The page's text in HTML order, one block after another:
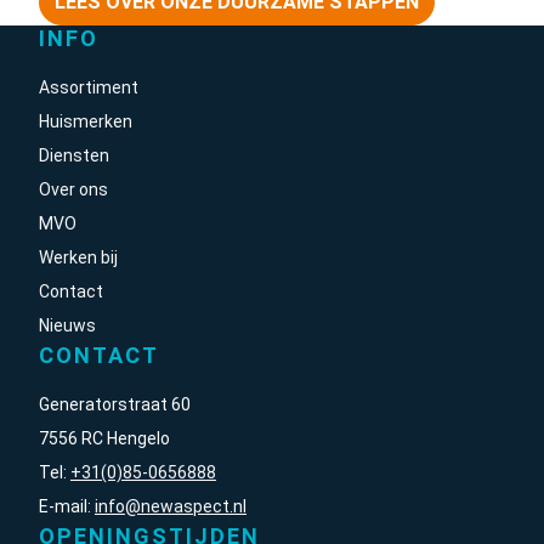
INFO
Assortiment
Huismerken
Diensten
Over ons
MVO
Werken bij
Contact
Nieuws
CONTACT
Generatorstraat 60
7556 RC Hengelo
Tel: +31(0)85-0656888
E-mail: info@newaspect.nl
OPENINGSTIJDEN